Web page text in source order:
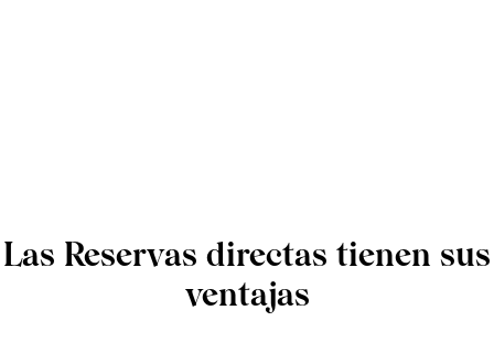
Las Reservas directas tienen sus
ventajas